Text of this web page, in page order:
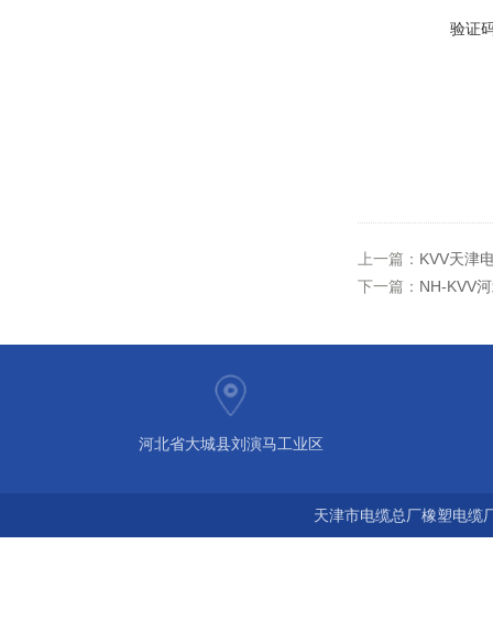
验证
上一篇： KVV天津
下一篇： NH-KVV
河北省大城县刘演马工业区
天津市电缆总厂橡塑电